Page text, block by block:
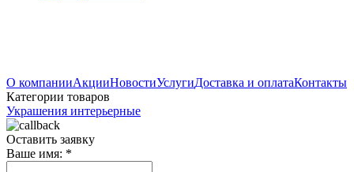
О компанииАкцииНовостиУслугиДоставка и оплатаКонтакты
Категории товаров
Украшения интерьерные
Оставить заявку
Ваше имя: *